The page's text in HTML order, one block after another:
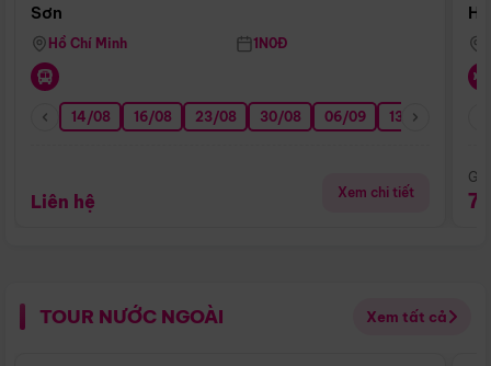
Sơn
Hồ Chí Minh 1N0Đ
14/08 16/08 23/08 30/08 06/09 13/09
Liên hệ Xem chi tiết
TOUR NƯỚC NGOÀI Xem tất cả
Điểm nổi bật